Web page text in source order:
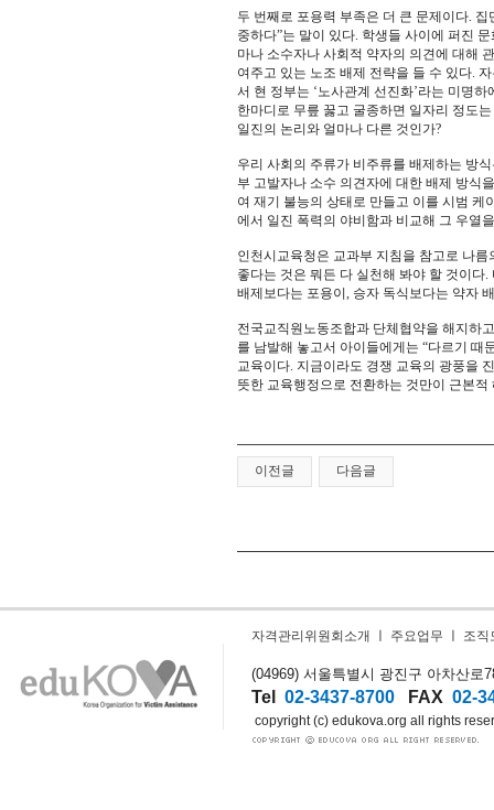
두 번째로 포용력 부족은 더 큰 문제이다.
중하다”는 말이 있다. 학생들 사이에 퍼진
마나 소수자나 사회적 약자의 의견에 대해
여주고 있는 노조 배제 전략을 들 수 있다.
서 현 정부는 ‘노사관계 선진화’라는 미명
한마디로 무릎 꿇고 굴종하면 일자리 정도
일진의 논리와 얼마나 다른 것인가?
우리 사회의 주류가 비주류를 배제하는 방
부 고발자나 소수 의견자에 대한 배제 방식
여 재기 불능의 상태로 만들고 이를 시범
에서 일진 폭력의 야비함과 비교해 그 우열
인천시교육청은 교과부 지침을 참고로 나
좋다는 것은 뭐든 다 실천해 봐야 할 것이
배제보다는 포용이, 승자 독식보다는 약자
전국교직원노동조합과 단체협약을 해지하
를 남발해 놓고서 아이들에게는 “다르기 때
교육이다. 지금이라도 경쟁 교육의 광풍을
뜻한 교육행정으로 전환하는 것만이 근본
이전글 다음글
자격관리위원회소개 주요업무 조직
(04969) 서울특별시 광진구 아차산로
Tel 02-3437-8700 FAX 02-
copyright (c) edukova.org all rights